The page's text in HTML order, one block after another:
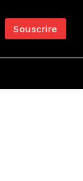
Souscrire